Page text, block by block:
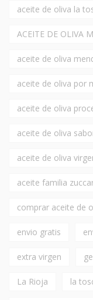
aceite de oliva la
ACEITE DE OLIVA
aceite de oliva
aceite de oliva por
aceite de oliva
aceite de oliva
aceite de oliva
aceite familia
comprar aceite de
envio gratis
extra virgen
La Rioja la